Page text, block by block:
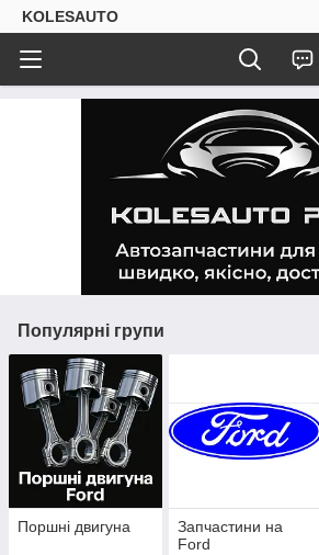
KOLESAUTO
Популярні групи
Поршні двигуна
Запчастини на
Ford